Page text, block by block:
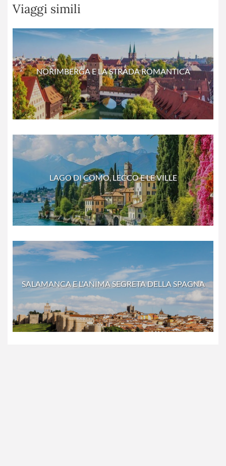
Viaggi simili
NORIMBERGA E LA STRADA ROMANTICA
LAGO DI COMO, LECCO E LE VILLE
SALAMANCA E L'ANIMA SEGRETA DELLA SPAGNA